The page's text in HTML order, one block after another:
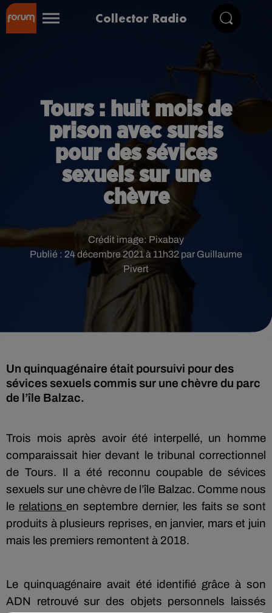
Collector Radio
Tours : huit mois de
prison avec sursis
pour des sévices
sexuels sur une
chèvre
Publié : 24 décembre 2021 à 11h32 par Guillaume
Pivert
Crédit image: Pixabay
Un quinquagénaire était poursuivi pour des
sévices sexuels commis sur une chèvre du parc
de l’île Balzac.
Trois mois après avoir été interpellé, un homme
comparaissait hier devant le tribunal correctionnel
de Tours. Il a été reconnu coupable de sévices
sexuels sur une chèvre de l’île Balzac. Comme nous
le relationsen septembre dernier, les faits se sont
produits à plusieurs reprises, en janvier, mars et juin
mais les premiers remontent à 2018.
Le quinquagénaire avait été identifié grâce à son
ADN retrouvé sur des objets personnels laissés